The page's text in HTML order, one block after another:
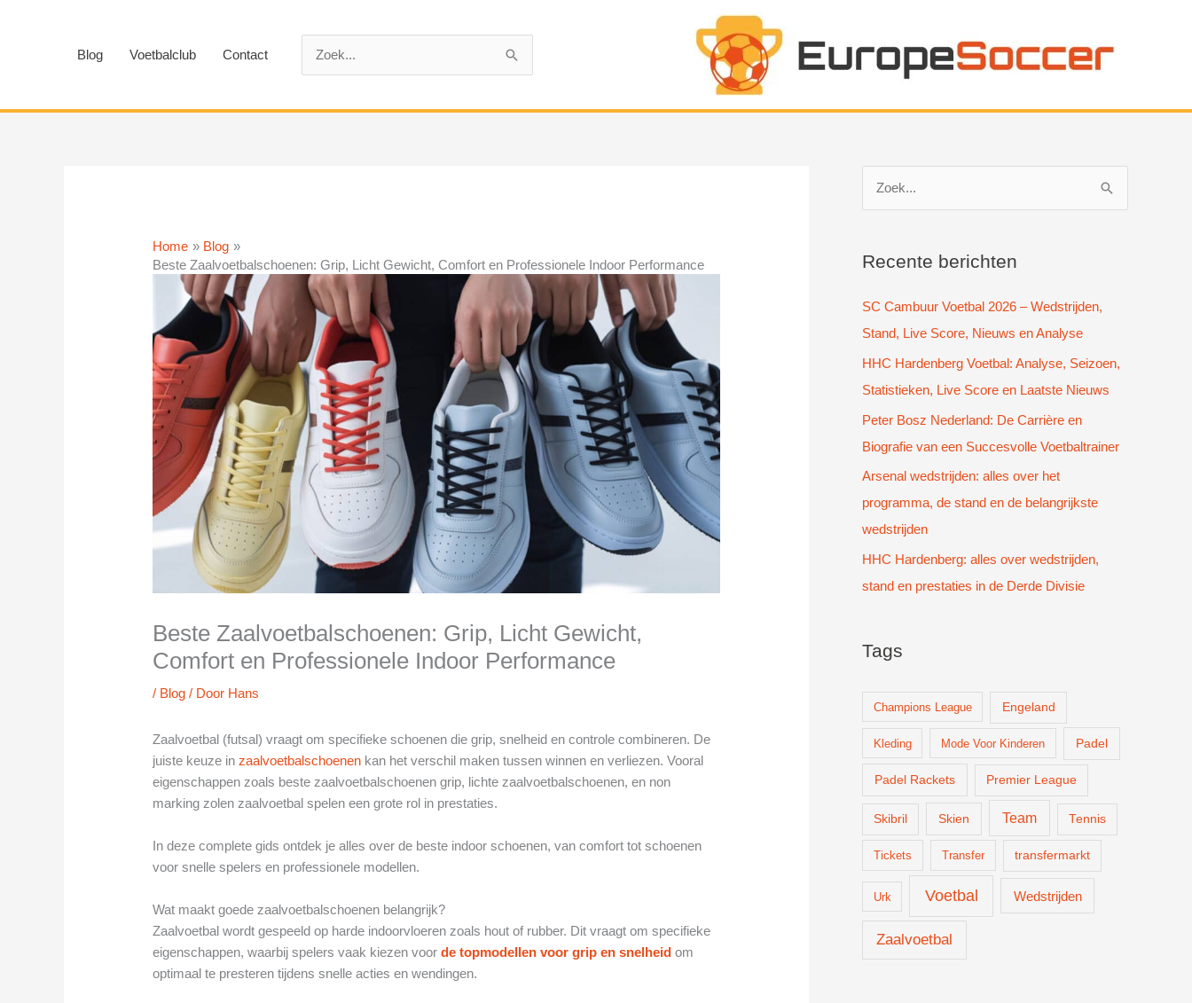
Blog Voetbalclub Contact
Home
Blog
Beste Zaalvoetbalschoenen: Grip, Licht Gewicht, Comfort en Professionele Indoor Performance
Beste Zaalvoetbalschoenen: Grip, Licht Gewicht,
Comfort en Professionele Indoor Performance
/ Blog / Door Hans
Zaalvoetbal (futsal) vraagt om specifieke schoenen die grip, snelheid en controle combineren. De
juiste keuze inzaalvoetbalschoenen kan het verschil maken tussen winnen en verliezen. Vooral
eigenschappen zoals beste zaalvoetbalschoenen grip, lichte zaalvoetbalschoenen, en non
marking zolen zaalvoetbal spelen een grote rol in prestaties.
In deze complete gids ontdek je alles over de beste indoor schoenen, van comfort tot schoenen
voor snelle spelers en professionele modellen.
Wat maakt goede zaalvoetbalschoenen belangrijk?
Zaalvoetbal wordt gespeeld op harde indoorvloeren zoals hout of rubber. Dit vraagt om specifieke
eigenschappen, waarbij spelers vaak kiezen voorde topmodellen voor grip en snelheid om
optimaal te presteren tijdens snelle acties en wendingen.
k
a
a
r
:
Recente berichten
SC Cambuur Voetbal 2026 – Wedstrijden,
Stand, Live Score, Nieuws en Analyse
HHC Hardenberg Voetbal: Analyse, Seizoen,
Statistieken, Live Score en Laatste Nieuws
Peter Bosz Nederland: De Carrière en
Biografie van een Succesvolle Voetbaltrainer
Arsenal wedstrijden: alles over het
programma, de stand en de belangrijkste
wedstrijden
HHC Hardenberg: alles over wedstrijden,
stand en prestaties in de Derde Divisie
Tags
Champions League Engeland
Kleding Mode Voor Kinderen Padel
Padel Rackets Premier League
Skibril Skien Team Tennis
Tickets Transfer transfermarkt
Urk Voetbal Wedstrijden
Zaalvoetbal